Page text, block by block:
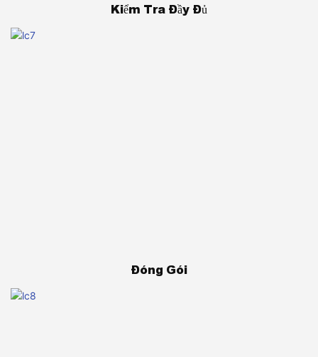
Kiểm Tra Đầy Đủ
Đóng Gói